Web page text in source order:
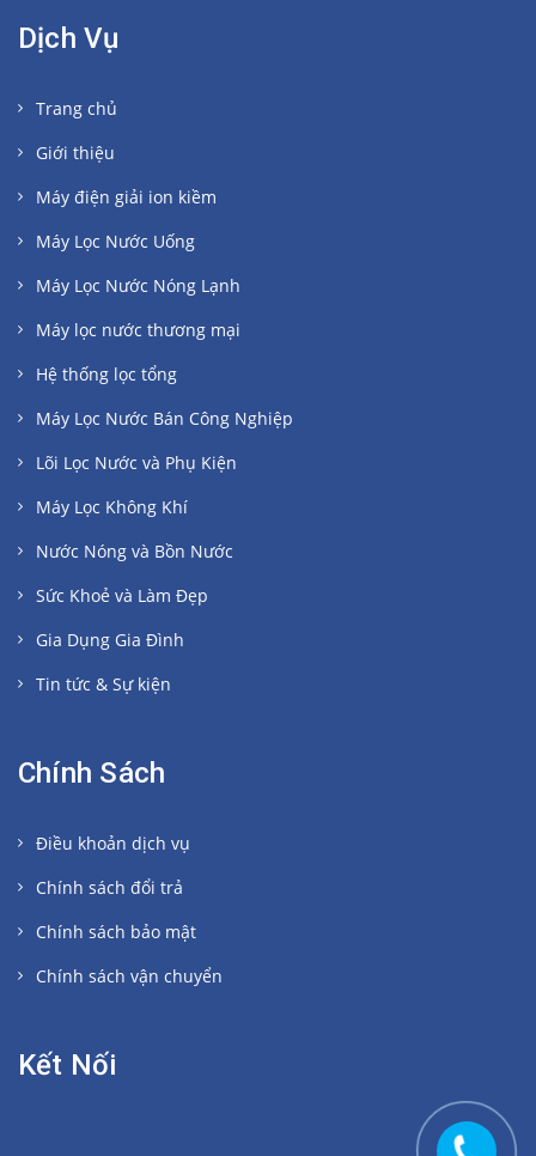
Dịch Vụ
Trang chủ
Giới thiệu
Máy điện giải ion kiềm
Máy Lọc Nước Uống
Máy Lọc Nước Nóng Lạnh
Máy lọc nước thương mại
Hệ thống lọc tổng
Máy Lọc Nước Bán Công Nghiệp
Lõi Lọc Nước và Phụ Kiện
Máy Lọc Không Khí
Nước Nóng và Bồn Nước
Sức Khoẻ và Làm Đẹp
Gia Dụng Gia Đình
Tin tức & Sự kiện
Chính Sách
Điều khoản dịch vụ
Chính sách đổi trả
Chính sách bảo mật
Chính sách vận chuyển
Kết Nối